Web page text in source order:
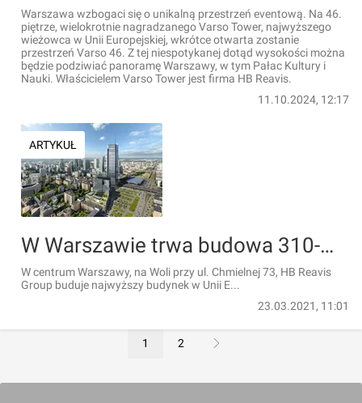
Warszawa wzbogaci się o unikalną przestrzeń eventową. Na 46.
piętrze, wielokrotnie nagradzanego Varso Tower, najwyższego
wieżowca w Unii Europejskiej, wkrótce otwarta zostanie
przestrzeń Varso 46. Z tej niespotykanej dotąd wysokości można
będzie podziwiać panoramę Warszawy, w tym Pałac Kultury i
Nauki. Właścicielem Varso Tower jest firma HB Reavis.
11.10.2024, 12:17
ARTYKUŁ
W Warszawie trwa budowa 310-metrowej wieży Varso Tower [FILM]
W centrum Warszawy, na Woli przy ul. Chmielnej 73, HB Reavis
Group buduje najwyższy budynek w Unii E...
23.03.2021, 11:01
1 2